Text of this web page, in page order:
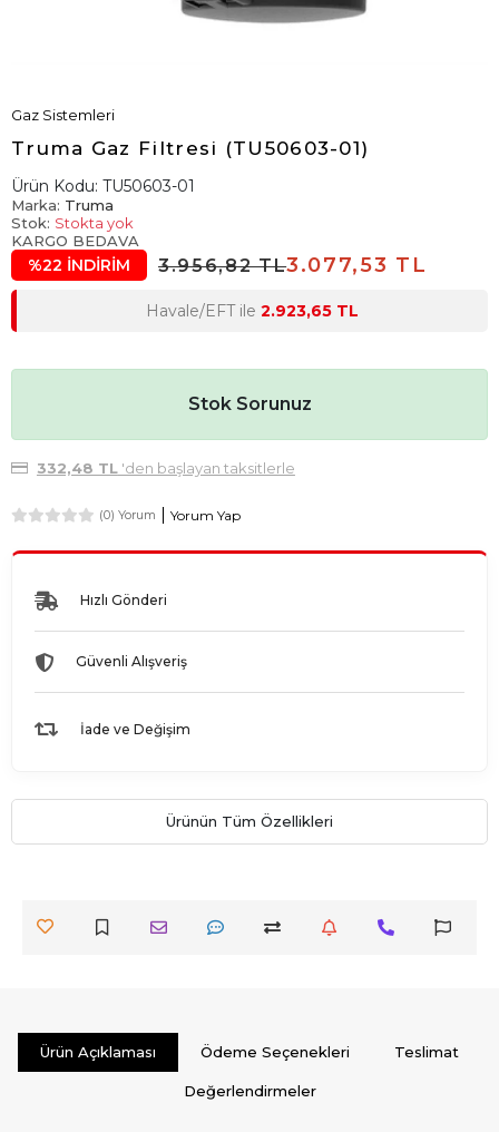
Gaz Sistemleri
Truma Gaz Filtresi (TU50603-01)
Ürün Kodu: TU50603-01
Marka: Truma
Stok: Stokta yok
KARGO BEDAVA
%22 İNDİRİM 3.956,82 TL3.077,53 TL
Havale/EFT ile 2.923,65 TL
Stok Sorunuz
332,48 TL'den başlayan taksitlerle
(0) Yorum Yorum Yap
Hızlı Gönderi
Güvenli Alışveriş
İade ve Değişim
Ürünün Tüm Özellikleri
Ürün Açıklaması Ödeme Seçenekleri Teslimat
Değerlendirmeler